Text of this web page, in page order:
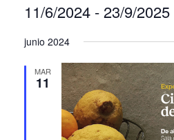
11/6/2024 - 23/9/2025
date.
junio 2024
MAR
11